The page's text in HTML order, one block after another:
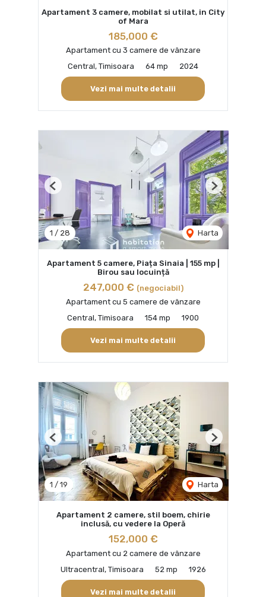
Apartament 3 camere, mobilat si utilat, in City
of Mara
185,000 €
Apartament cu 3 camere de vânzare
Central, Timisoara
64 mp 2024
Vezi mai multe detalii
1 / 28 Harta
Previous Next
Apartament 5 camere, Piața Sinaia | 155 mp |
Birou sau locuință
247,000 € (negociabil)
Apartament cu 5 camere de vânzare
Central, Timisoara
154 mp 1900
Vezi mai multe detalii
1 / 19 Harta
Previous Next
Apartament 2 camere, stil boem, chirie
inclusă, cu vedere la Operă
152,000 €
Apartament cu 2 camere de vânzare
Ultracentral, Timisoara
52 mp 1926
Vezi mai multe detalii